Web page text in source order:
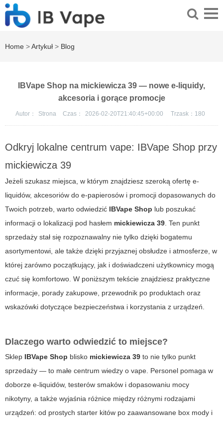
Home >Artykuł > Blog
IBVape Shop na mickiewicza 39 — nowe e-liquidy,
akcesoria i gorące promocje
Autor： Strona Czas： 2026-02-20T21:40:45+00:00 Trzask： 180
Odkryj lokalne centrum vape: IBVape Shop przy
mickiewicza 39
Jeżeli szukasz miejsca, w którym znajdziesz szeroką ofertę e-
liquidów, akcesoriów do e-papierosów i promocji dopasowanych do
Twoich potrzeb, warto odwiedzić IBVape Shop lub poszukać
informacji o lokalizacji pod hasłem mickiewicza 39. Ten punkt
sprzedaży stał się rozpoznawalny nie tylko dzięki bogatemu
asortymentowi, ale także dzięki przyjaznej obsłudze i atmosferze, w
której zarówno początkujący, jak i doświadczeni użytkownicy mogą
czuć się komfortowo. W poniższym tekście znajdziesz praktyczne
informacje, porady zakupowe, przewodnik po produktach oraz
wskazówki dotyczące bezpieczeństwa i korzystania z urządzeń.
Dlaczego warto odwiedzić to miejsce?
Sklep IBVape Shop blisko mickiewicza 39 to nie tylko punkt
sprzedaży — to małe centrum wiedzy o vape. Personel pomaga w
doborze e-liquidów, testerów smaków i dopasowaniu mocy
nikotyny, a także wyjaśnia różnice między różnymi rodzajami
urządzeń: od prostych starter kitów po zaawansowane box mody i